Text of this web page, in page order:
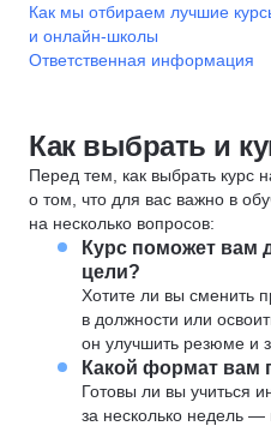
Как мы отбираем лучшие
и онлайн-школы
Ответственная информация
Как выбрать и
Перед тем, как выбрать курс
о том, что для вас важно в
на несколько вопросов:
Курс поможет вам
цели?
Хотите ли вы сменить
в должности или
он улучшить резюме и
Какой формат вам
Готовы ли вы учиться
за несколько недель